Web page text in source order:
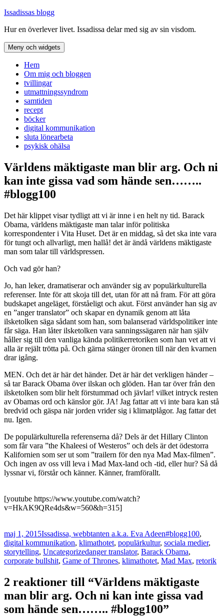
Hoppa
innehåll
Issadissas blogg
Hur en överlever livet. Issadissa delar med sig av sin visdom.
Meny och widgets
Hem
Om mig och bloggen
tvillingar
utmattningssyndrom
samtiden
recept
böcker
digital kommunikation
sluta lönearbeta
psykisk ohälsa
Världens mäktigaste man blir arg. Och ni
kan inte gissa vad som hände sen……..
#blogg100
Det här klippet visar tydligt att vi är inne i en helt ny tid. Barack
Obama, världens mäktigaste man talar inför politiska
korrespondenter i Vita Huset. Det är en middag, så det ska inte vara
för tungt och allvarligt, men hallå! det är ändå världens mäktigaste
man som talar till världspressen.
Och vad gör han?
Jo, han leker, dramatiserar och använder sig av populärkulturella
referenser. Inte för att skoja till det, utan för att nå fram. För att göra
budskapet angeläget, förståeligt och akut. Först använder han sig av
en ”anger translator” och skapar en dynamik genom att låta
ilsketolken säga sådant som han, som balanserad världspolitiker inte
får säga. Han låter ilsketolken vara sanningssägaren när han själv
håller sig till den vanliga kända politikerretoriken som han vet att vi
alla är rejält trötta på. Och gärna stänger öronen till när den kvarnen
drar igång.
MEN. Och det är här det händer. Det är här det verkligen händer –
så tar Barack Obama över ilskan och glöden. Han tar över från den
ilsketolken som blir helt förstummad och jävlar! vilket intryck resten
av Obamas ord och känslor gör. JA! Jag fattar att vi inte bara kan stå
bredvid och gäspa när jorden vrider sig i klimatplågor. Jag fattar det
nu. Igen.
De populärkulturella referenserna då? Dels är det Hillary Clinton
som får vara ”the Khaleesi of Westeros” och dels är det ödestorra
Kalifornien som ser ut som ”trailern för den nya Mad Max-filmen”.
Och ingen av oss vill leva i Mad Max-land och -tid, eller hur? Så då
lyssnar vi, förstår och känner. Känner, framförallt.
[youtube https://www.youtube.com/watch?
v=HkAK9QRe4ds&w=560&h=315]
Postat
maj 1, 2015Författare
Issadissa, webbtanten a.k.a. Eva AdeenKategorier
#blogg100,
digital kommunikation, klimathotet, populärkultur, sociala medier,
storytelling, UncategorizedTaggar
anger translator, Barack Obama,
corporate bullshit, Game of Thrones, klimathotet, Mad Max, retorik
2 reaktioner till “Världens mäktigaste
man blir arg. Och ni kan inte gissa vad
som hände sen…….. #blogg100”